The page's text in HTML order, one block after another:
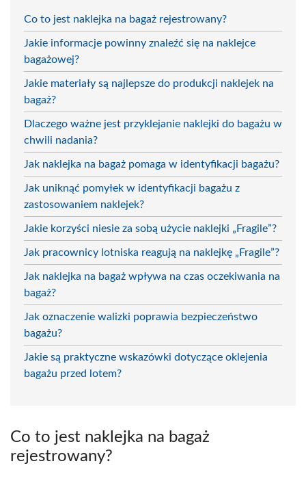
Co to jest naklejka na bagaż rejestrowany?
Jakie informacje powinny znaleźć się na naklejce
bagażowej?
Jakie materiały są najlepsze do produkcji naklejek na
bagaż?
Dlaczego ważne jest przyklejanie naklejki do bagażu w
chwili nadania?
Jak naklejka na bagaż pomaga w identyfikacji bagażu?
Jak uniknąć pomyłek w identyfikacji bagażu z
zastosowaniem naklejek?
Jakie korzyści niesie za sobą użycie naklejki „Fragile”?
Jak pracownicy lotniska reagują na naklejkę „Fragile”?
Jak naklejka na bagaż wpływa na czas oczekiwania na
bagaż?
Jak oznaczenie walizki poprawia bezpieczeństwo
bagażu?
Jakie są praktyczne wskazówki dotyczące oklejenia
bagażu przed lotem?
Co to jest naklejka na bagaż
rejestrowany?